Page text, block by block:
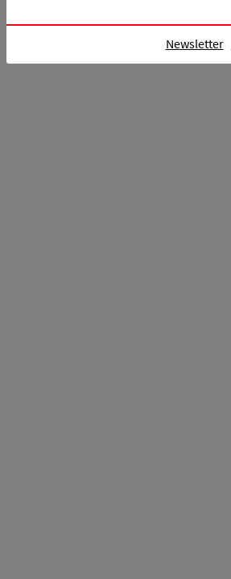
Newsletter